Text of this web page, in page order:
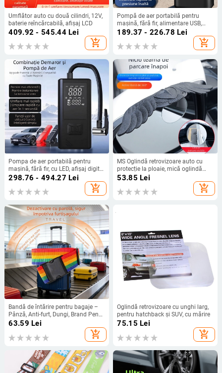
Umflător auto cu două cilindri, 12V,
baterie reîncărcabilă, afișaj LCD
409.92 - 545.44Lei
add_shopping_cart
Pompă de aer portabilă pentru
mașină, fără fir, alimentare USB,
12V, 120W, display digital, 25 L/min
189.37 - 226.78 Lei
add_shopping_cart
Pompa de aer portabilă pentru
mașină, fără fir, cu LED, afișaj digital
și manometru pentru presiunea
298.76 - 494.27 Lei
add_shopping_cart
MS Oglindă retrovizoare auto cu
protecție la ploaie, mică oglindă
rotundă, reflector integrat, oglindă
53.85 Lei
add_shopping_cart
Bandă de întărire pentru bagaje –
Pânză, Anti-furt, Dungi, Brand Peng
Yi
63.59 Lei
add_shopping_cart
Oglindă retrovizoare cu unghi larg,
pentru hatchback și SUV, cu mărire
75.15 Lei
add_shopping_cart